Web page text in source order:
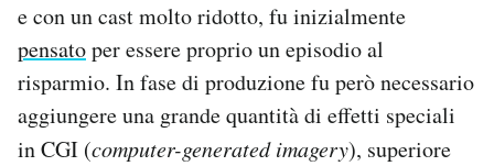
e con un cast molto ridotto, fu inizialmente
pensatoper essere proprio un episodio al
risparmio. In fase di produzione fu però necessario
aggiungere una grande quantità di effetti speciali
in CGI (computer-generated imagery), superiore